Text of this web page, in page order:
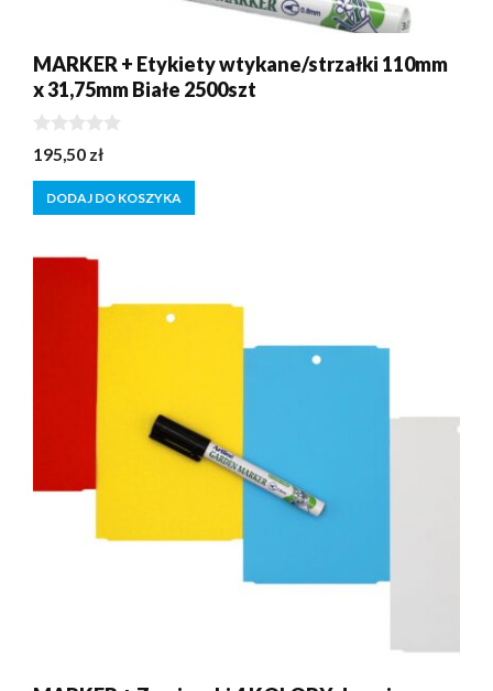
MARKER + Etykiety wtykane/strzałki 110mm
x 31,75mm Białe 2500szt
0
z
5
195,50 zł
DODAJ DO KOSZYKA